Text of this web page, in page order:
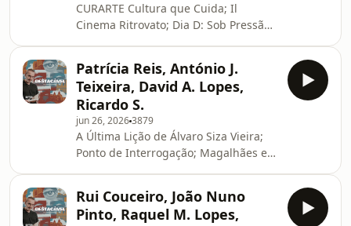
CURARTE Cultura que Cuida; Il
Cinema Ritrovato; Dia D: Sob Pressão
information.
Patrícia Reis, António J.
Teixeira, David A. Lopes,
Ricardo S.
jun 26, 20263879
A Última Lição de Álvaro Siza Vieira;
Ponto de Interrogação; Magalhães e
information.
Rui Couceiro, João Nuno
Pinto, Raquel M. Lopes,